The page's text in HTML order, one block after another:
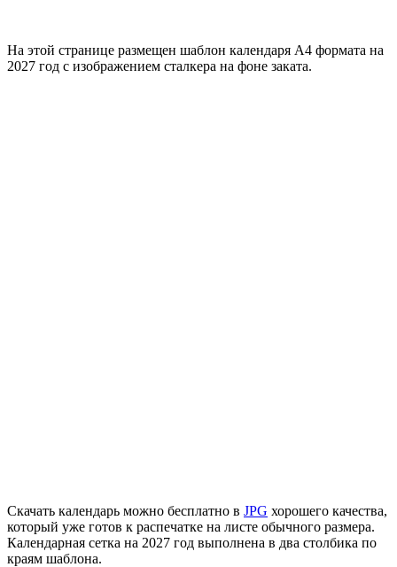
На этой странице размещен шаблон календаря А4 формата на
2027 год с изображением сталкера на фоне заката.
Скачать календарь можно бесплатно в JPG хорошего качества,
который уже готов к распечатке на листе обычного размера.
Календарная сетка на 2027 год выполнена в два столбика по
краям шаблона.